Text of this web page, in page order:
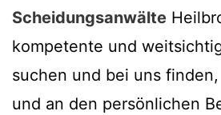
Scheidungsanwälte
kompetente und
suchen und bei uns
und an den persönlichen